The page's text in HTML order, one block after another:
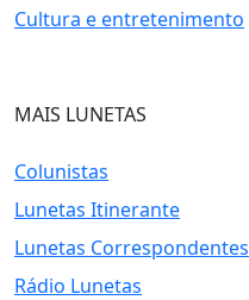
Cultura e entretenimento
MAIS LUNETAS
Colunistas
Lunetas Itinerante
Lunetas Correspondentes
Rádio Lunetas